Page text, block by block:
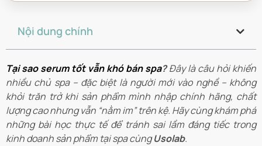
Nội dung chính
Tại sao serum tốt vẫn khó bán spa?Đây là câu hỏi khiến
nhiều chủ spa – đặc biệt là người mới vào nghề – không
khỏi trăn trở khi sản phẩm mình nhập chính hãng, chất
lượng cao nhưng vẫn “nằm im” trên kệ. Hãy cùng khám phá
những bài học thực tế để tránh sai lầm đáng tiếc trong
kinh doanh sản phẩm tại spa cùngUsolab.